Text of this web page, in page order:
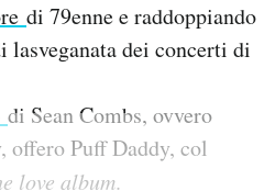
di 79enne e raddoppiando
dei concerti di
di Sean Combs, ovvero
offero Puff Daddy, col
love album.